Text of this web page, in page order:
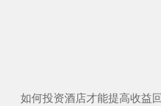
如何投资酒店才能提高收益